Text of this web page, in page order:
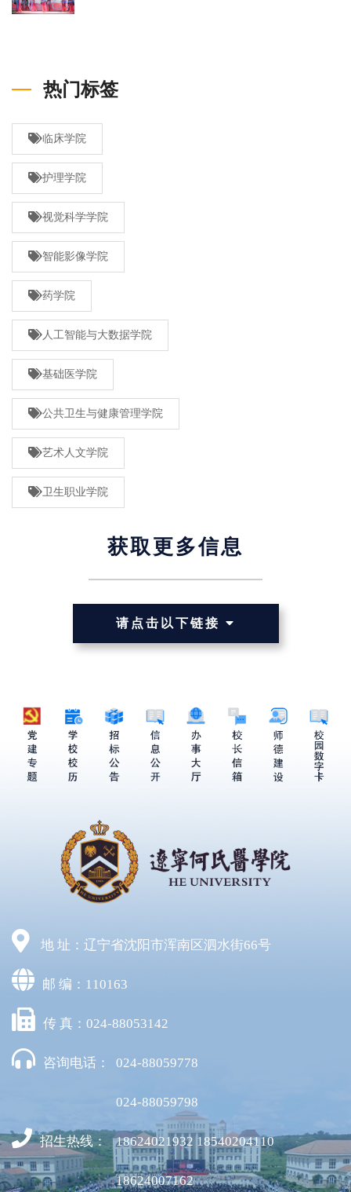
热门标签
临床学院
护理学院
视觉科学学院
智能影像学院
药学院
人工智能与大数据学院
基础医学院
公共卫生与健康管理学院
艺术人文学院
卫生职业学院
获取更多信息
请点击以下链接
地 址：辽宁省沈阳市浑南区泗水街66号
邮 编：110163
传 真：024-88053142
咨询电话： 024-88059778
024-88059798
招生热线： 18624021932 18540204110
18624007162